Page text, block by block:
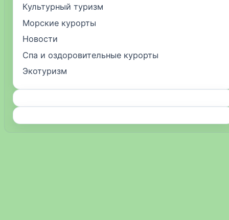
Культурный туризм
Морские курорты
Новости
Спа и оздоровительные курорты
Экотуризм